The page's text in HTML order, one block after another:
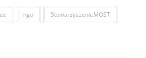
ngo StowarzyszenieMOST